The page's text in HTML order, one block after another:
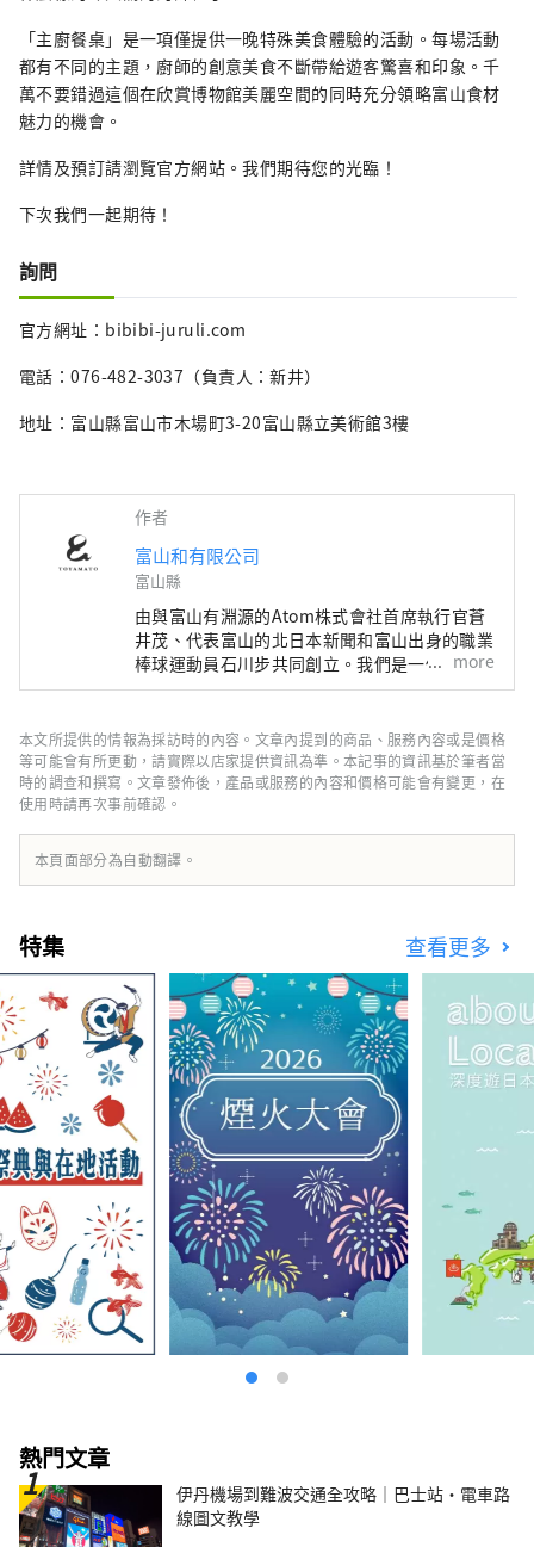
「主廚餐桌」是一項僅提供一晚特殊美食體驗的活動。每場活動
都有不同的主題，廚師的創意美食不斷帶給遊客驚喜和印象。千
萬不要錯過這個在欣賞博物館美麗空間的同時充分領略富山食材
魅力的機會。
詳情及預訂請瀏覽官方網站。我們期待您的光臨！
下次我們一起期待！
詢問
官方網址：bibibi-juruli.com
電話：076-482-3037（負責人：新井）
地址：富山縣富山市木場町3-20富山縣立美術館3樓
作者
富山和有限公司
富山縣
由與富山有淵源的Atom株式會社首席執行官蒼
井茂、代表富山的北日本新聞和富山出身的職業
棒球運動員石川步共同創立。我們是一個與富山
有聯繫、與富山一起創造新事業的團隊。 如果
遏制東京的過度集中，創造可持續發展的社會，
那麼富山和所追求的“地區覺醒”則完全不同。
許多熱愛富山的人們會重新發現富山的魅力，為
它感到自豪，並主動將它傳播到世界各地，而不
是由當地政府或政府主導。歸根結底，主角是
“人”，我相信多元化的人混合在一起會增強富
more
本文所提供的情報為採訪時的內容。文章內提到的商品、服務內容或是價格
等可能會有所更動，請實際以店家提供資訊為準。本記事的資訊基於筆者當
時的調查和撰寫。文章發佈後，產品或服務的內容和價格可能會有變更，在
使用時請再次事前確認。
本頁面部分為自動翻譯。
特集 查看更多
熱門文章
伊丹機場到難波交通全攻略｜巴士站・電車路
線圖文教學